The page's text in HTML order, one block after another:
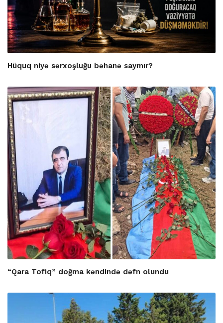
Hüquq niyə sərxoşluğu bəhanə saymır?
“Qara Tofiq” doğma kəndində dəfn olundu